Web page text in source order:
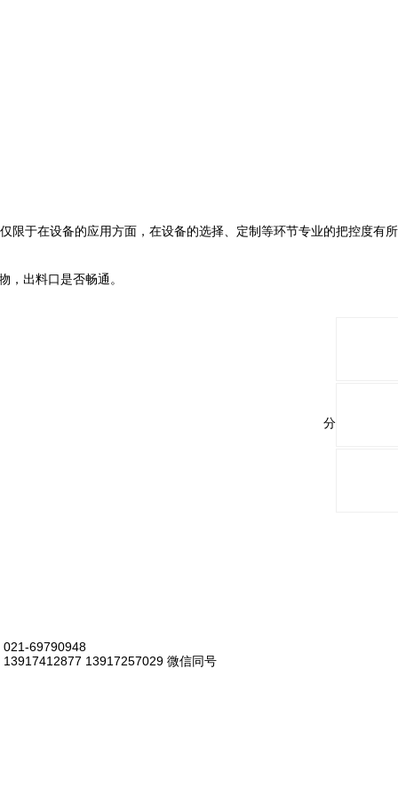
限于在设备的应用方面，在设备的选择、定制等环节专业的把控度有所
出料口是否畅通。
分享与关注：
021-69790948
13917412877 13917257029 微信同号